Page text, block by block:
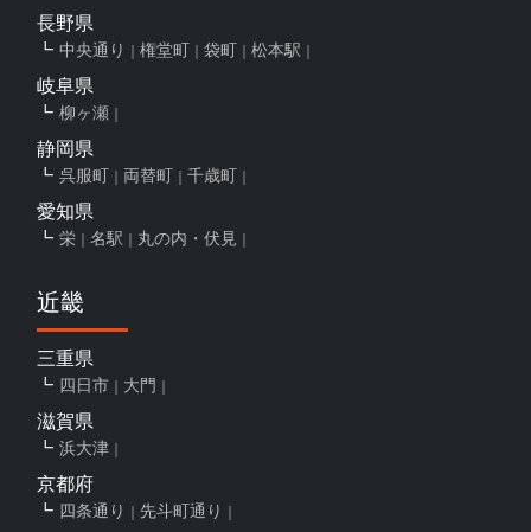
長野県
中央通り 権堂町 袋町 松本駅
岐阜県
柳ヶ瀬
静岡県
呉服町 両替町 千歳町
愛知県
栄 名駅 丸の内・伏見
近畿
三重県
四日市 大門
滋賀県
浜大津
京都府
四条通り 先斗町通り